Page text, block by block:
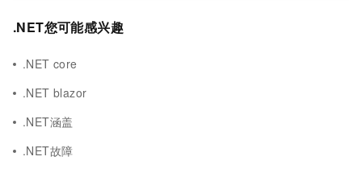
.NET您可能感兴趣
.NET core
.NET blazor
.NET涵盖
.NET故障